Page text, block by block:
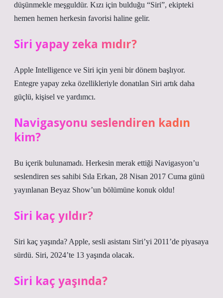
düşünmekle meşguldür. Kızı için bulduğu “Siri”, ekipteki
hemen hemen herkesin favorisi haline gelir.
Siri yapay zeka mıdır?
Apple Intelligence ve Siri için yeni bir dönem başlıyor.
Entegre yapay zeka özellikleriyle donatılan Siri artık daha
güçlü, kişisel ve yardımcı.
Navigasyonu seslendiren kadın
kim?
Bu içerik bulunamadı. Herkesin merak ettiği Navigasyon’u
seslendiren ses sahibi Sıla Erkan, 28 Nisan 2017 Cuma günü
yayınlanan Beyaz Show’un bölümüne konuk oldu!
Siri kaç yıldır?
Siri kaç yaşında? Apple, sesli asistanı Siri’yi 2011’de piyasaya
sürdü. Siri, 2024’te 13 yaşında olacak.
Siri kaç yaşında?